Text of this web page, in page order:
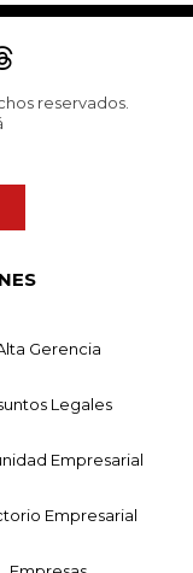
reservados.
Gerencia
Legales
Empresarial
Empresarial